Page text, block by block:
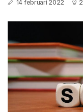
14 februari 2022